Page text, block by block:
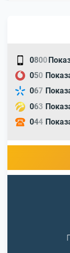
0800
050
067
063
044